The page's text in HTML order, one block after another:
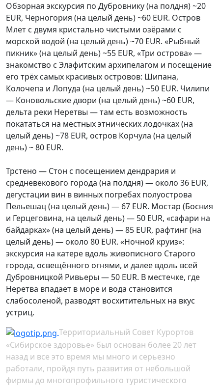
Обзорная экскурсия по Дубровнику (на полдня) ~20
EUR, Черногория (на целый день) ~60 EUR. Остров
Млет с двумя кристально чистыми озёрами с
морской водой (на целый день) ~70 EUR. «Рыбный
пикник» (на целый день) ~55 EUR, «Три острова» —
знакомство с Элафитским архипелагом и посещение
его трёх самых красивых островов: Шипана,
Колочепа и Лопуда (на целый день) ~50 EUR. Чилипи
— Коновольские двори (на целый день) ~60 EUR,
дельта реки Неретвы — там есть возможность
покататься на местных этнических лодочках (на
целый день) ~78 EUR, остров Корчула (на целый
день) ~ 80 EUR.
Трстено — Стон с посещением дендрария и
средневекового города (на полдня) — около 36 EUR,
дегустации вин в винных погребах полуострова
Пельешац (на целый день) — 67 EUR. Мостар (Босния
и Герцеговина, на целый день) — 50 EUR, «сафари на
байдарках» (на целый день) — 85 EUR, рафтинг (на
целый день) — около 80 EUR. «Ночной круиз»:
экскурсия на катере вдоль живописного Старого
города, освещённого огнями, и далее вдоль всей
Дубровницкой Ривьеры — 50 EUR. В местечке, где
Неретва впадает в море и вода становится
слабосоленой, разводят восхитительных на вкус
устриц.
Территориальный Совет Курортов
«Сибирское здоровье» был основан более 20 лет
назад и все это время мы много и серьезно
работали, пройдя путь развития от небольшой
фирмы до многопрофильного туристического